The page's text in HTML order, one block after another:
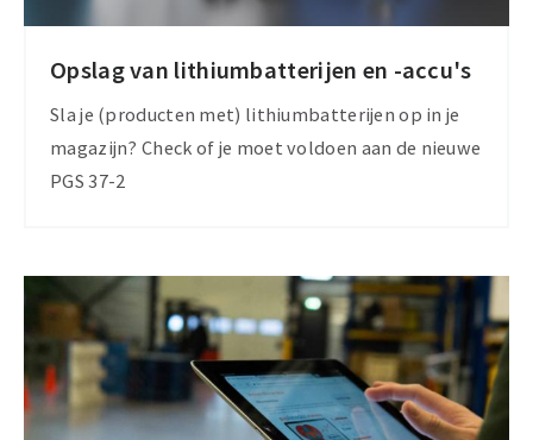
Opslag van lithiumbatterijen en -accu's
Sla je (producten met) lithiumbatterijen op in je
magazijn? Check of je moet voldoen aan de nieuwe
PGS 37-2
Meer
informatie